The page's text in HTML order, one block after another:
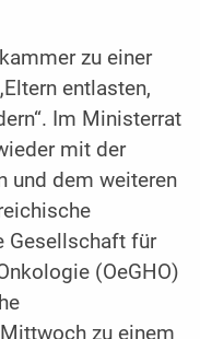
zu einer
entlasten,
Im Ministerrat
mit der
und dem weiteren
Gesellschaft für
(OeGHO)
zu einem